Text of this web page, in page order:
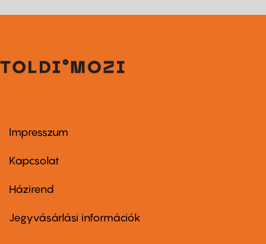
Footer
first
Impresszum
Kapcsolat
Footer
second
Házirend
Jegyvásárlási információk